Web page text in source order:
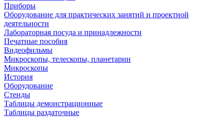
Приборы
Оборудование для практических занятий и проектной
деятельности
Лабораторная посуда и принадлежности
Печатные пособия
Видеофильмы
Микроскопы, телескопы, планетарии
Микроскопы
История
Оборудование
Стенды
Таблицы демонстрационные
Таблицы раздаточные